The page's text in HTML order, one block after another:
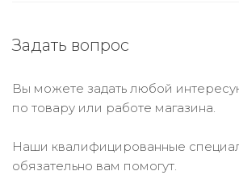
Задать вопрос
Вы можете задать любой
по товару или работе магазина.
Наши квалифицированные
обязательно вам помогут.